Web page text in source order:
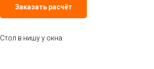
Заказать расчёт
Стол в нишу у окна.